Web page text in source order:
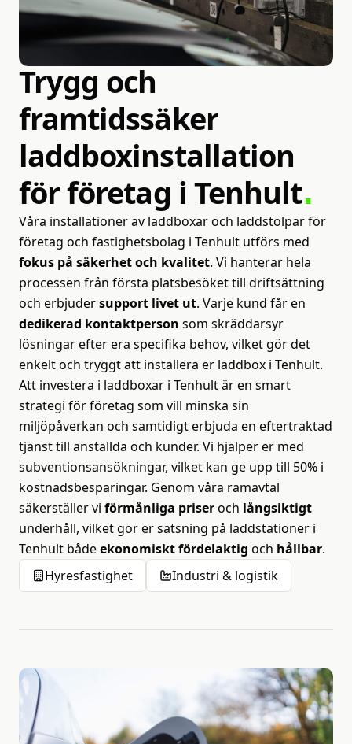
Helhetsansvar
Trygg och
framtidssäker
laddboxinstallation
förföretag i Tenhult
Våra installationer av laddboxar och laddstolpar för
företag och fastighetsbolag i Tenhult utförs med
fokus på säkerhet och kvalitet. Vi hanterar hela
processen från första platsbesöket till driftsättning
och erbjudersupport livet ut. Varje kund får en
dedikerad kontaktperson som skräddarsyr
lösningar efter era specifika behov, vilket gör det
enkelt och tryggt att installera er laddbox i Tenhult.
Att investera i laddboxar i Tenhult är en smart
strategi för företag som vill minska sin
miljöpåverkan och samtidigt erbjuda en eftertraktad
tjänst till anställda och kunder. Vi hjälper er med
subventionsansökningar, vilket kan ge upp till 50% i
kostnadsbesparingar. Genom våra ramavtal
säkerställer vi förmånliga priseroch långsiktigt
underhåll, vilket gör er satsning på laddstationer i
Tenhult bådeekonomiskt fördelaktig och hållbar.
Hyresfastighet
Industri & logistik